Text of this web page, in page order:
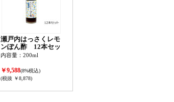
瀬戸内はっさくレモ
ンぽん酢 12本セッ
ト
内容量：200ml
￥9,588(8%税込)
(税抜 ￥8,878)